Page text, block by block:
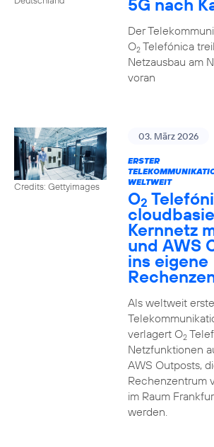
5G nach
Der
O2Telefónica
Netzausbau am
voran
Credits: Gettyimages
03. März 2026
ERSTER
WELTWEIT
O2
Kernnetz
und AWS
ins eigene
Als weltweit
verlagert O2
Netzfunktionen
AWS Outposts,
Rechenzentrum
im Raum
werden.